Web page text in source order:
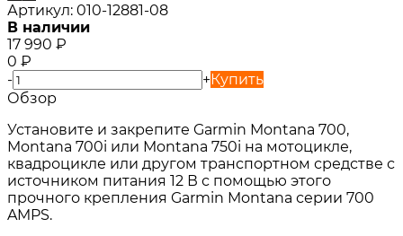
Артикул: 010-12881-08
В наличии
17 990 ₽
0 ₽
-
+Купить
Обзор
Установите и закрепите Garmin Montana 700,
Montana 700i или Montana 750i на мотоцикле,
квадроцикле или другом транспортном средстве с
источником питания 12 В с помощью этого
прочного крепления Garmin Montana серии 700
AMPS.